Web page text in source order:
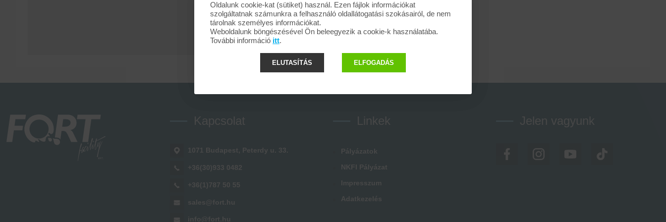
Kapcsolat
1071 Budapest, Peterdy u. 33.
+36(30)933 0482
+36(1)787 50 55
sales@fort.hu
info@fort.hu
Linkek
Pályázatok
NKFI Pályázat
Impresszum
Adatkezelés
Jelen vagyunk
Oldalunk cookie-kat (sütiket) használ. Ezen fájlok információkat
szolgáltatnak számunkra a felhasználó oldallátogatási szokásairól, de nem
tárolnak személyes információkat.
Weboldalunk böngészésével Ön beleegyezik a cookie-k használatába.
További információ itt.
ELUTASÍTÁS ELFOGADÁS